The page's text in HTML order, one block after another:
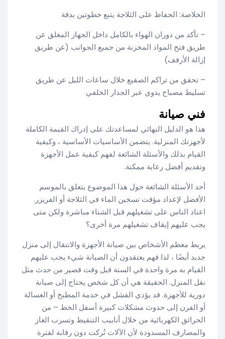
الخلاصة: الحفاظ على الثلاجة يتبع خطوتين بدقة
– تأكد من دوران الهواء بالكامل داخل الجهاز المغلق عن
طريق فتح المواد المخزنة من جميع الجوانب (عن طريق
إزالة الأرفف)
– تحقق من تراكم الصقيع خلال ساعات الليل عن طريق
تسليط مصباح يدوي عبر الجدار الخلفي
فني صيانة
هذا هو الدليل النهائي لمساعدتك على إدراك القيمة الكاملة
لأجهزتك المنزلية. يتضمن الأساسيات الأساسية ، وكيفية
القيام بذلك والأسئلة الشائعة لفهم كيفية عمل الأجهزة
وتقديم أفضل رعاية ممكنة.
أحد الأسئلة الشائعة حول هذا الموضوع يتعلق بالموسم
الأفضل لإعداد مؤقت تسخين الماء في الثلاجة أو الفريزر.
اعتاد الناس على تشغيلهم قبل الشتاء مباشرة ولكن متى
يجب عليهم إيقاف تشغيلهم مرة أخرى؟
يربط معظم الأشخاص بين صيانة الأجهزة والانتقال إلى منزل
جديد أيضًا ، لذا فهم يعتقدون أن الصيانة شيء يجب عليهم
القيام به مرة واحدة في السنة قبل وقت قصير من حدث مثل
نقل المنزل. الحقيقة هي أن كل شخص يحتاج إلى صيانة
دورية للأجهزة. قد يؤدي الفشل في خدمة المطبخ أو الغسالة
أو الفرن إلى حدوث مشكلات كبيرة أسفل الخط – من
الحرائق الكهربائية من خلال أنابيب التنقيط وتسرب الغاز
والمصارف المسدودة لأن الآلات تُركت دون رقابة لفترة